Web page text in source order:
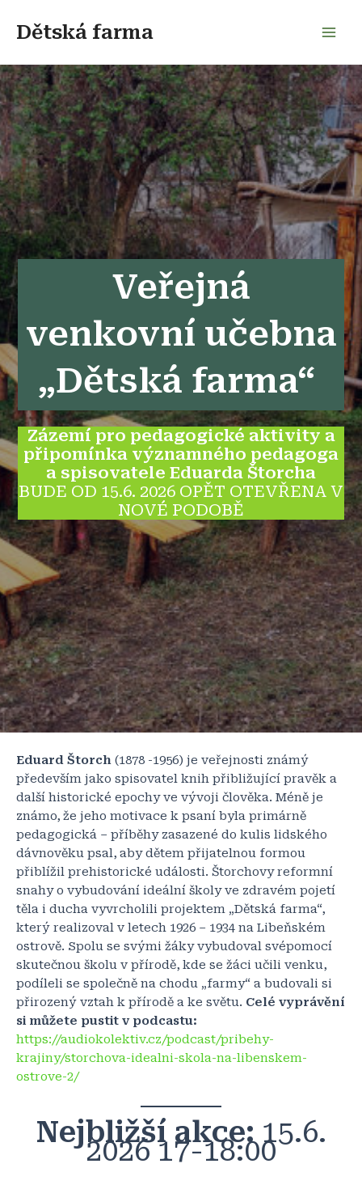
Dětská farma
Veřejná
venkovní učebna
„Dětská farma“
Zázemí pro pedagogické aktivity a
připomínka významného pedagoga
a spisovatele Eduarda Štorcha
BUDE OD 15.6. 2026 OPĚT OTEVŘENA V
NOVÉ PODOBĚ
Eduard Štorch (1878 -1956) je veřejnosti známý
především jako spisovatel knih přibližující pravěk a
další historické epochy ve vývoji člověka. Méně je
známo, že jeho motivace k psaní byla primárně
pedagogická – příběhy zasazené do kulis lidského
dávnověku psal, aby dětem přijatelnou formou
přiblížil prehistorické události. Štorchovy reformní
snahy o vybudování ideální školy ve zdravém pojetí
těla i ducha vyvrcholili projektem „Dětská farma“,
který realizoval v letech 1926 – 1934 na Libeňském
ostrově. Spolu se svými žáky vybudoval svépomocí
skutečnou školu v přírodě, kde se žáci učili venku,
podíleli se společně na chodu „farmy“ a budovali si
přirozený vztah k přírodě a ke světu. Celé vyprávění
si můžete pustit v podcastu:
https://audiokolektiv.cz/podcast/pribehy-
krajiny/storchova-idealni-skola-na-libenskem-
ostrove-2/
Nejbližší akce: 15.6.
2026 17-18:00